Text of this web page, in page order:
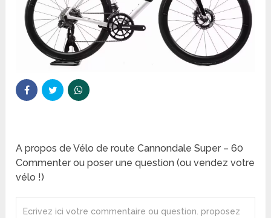
A propos de Vélo de route Cannondale Super – 60
Commenter ou poser une question (ou vendez votre
vélo !)